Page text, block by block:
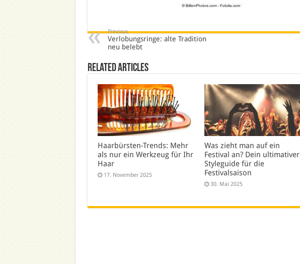
Previous
Verlobungsringe: alte Tradition
neu belebt
Related Articles
Haarbürsten-Trends: Mehr
als nur ein Werkzeug für Ihr
Haar
17. November 2025
Was zieht man auf ein
Festival an? Dein ultimativer
Styleguide für die
Festivalsaison
30. Mai 2025